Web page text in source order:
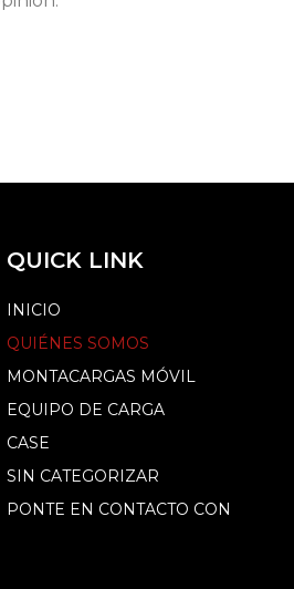
QUICK LINK
INICIO
QUIÉNES SOMOS
MONTACARGAS MÓVIL
EQUIPO DE CARGA
CASE
SIN CATEGORIZAR
PONTE EN CONTACTO CON